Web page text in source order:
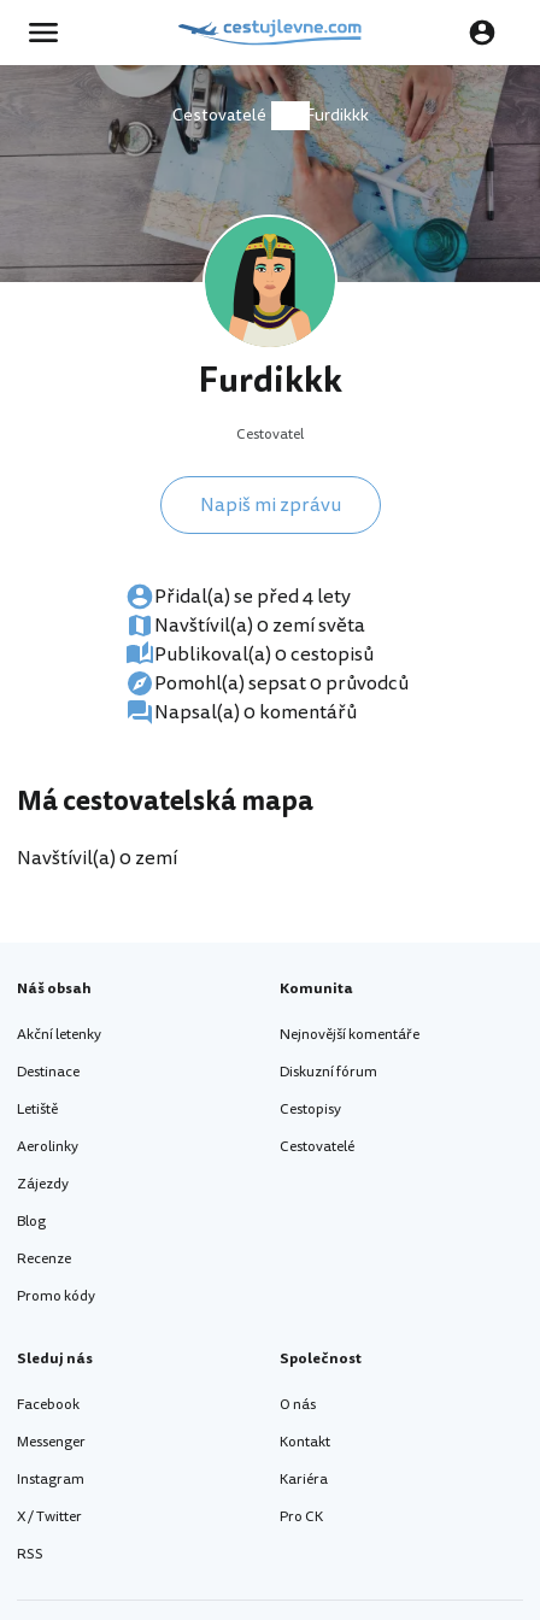
Cestovatelé Furdikkk
Furdikkk
Cestovatel
Napiš mi zprávu
Přidal(a) se před 4 lety
Navštívil(a) 0 zemí světa
Publikoval(a) 0 cestopisů
Pomohl(a) sepsat 0 průvodců
Napsal(a) 0 komentářů
Má cestovatelská mapa
Navštívil(a) 0 zemí
Náš obsah
Akční letenky
Destinace
Letiště
Aerolinky
Zájezdy
Blog
Recenze
Promo kódy
Komunita
Nejnovější komentáře
Diskuzní fórum
Cestopisy
Cestovatelé
Sleduj nás
Facebook
Messenger
Instagram
X / Twitter
RSS
Společnost
O nás
Kontakt
Kariéra
Pro CK